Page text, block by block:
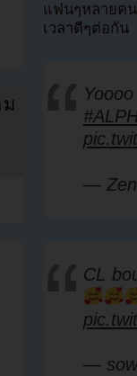
แฟนๆหลายค
เวลาดีๆต่อกัน
Yoooo
— Zen
CL
—